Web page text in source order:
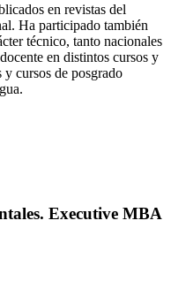
en revistas del
Ha participado también
técnico, tanto nacionales
en distintos cursos y
y cursos de posgrado
.
Executive MBA